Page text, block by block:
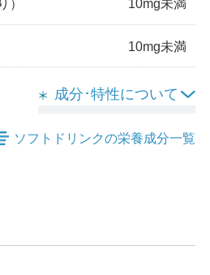
） 10mg未満
10mg未満
成分･特性について
ソフトドリンクの栄養成分一覧